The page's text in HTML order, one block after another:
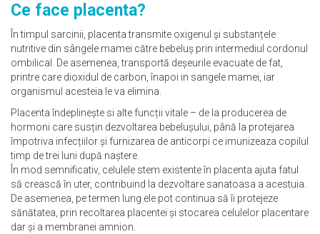
Ce face placenta?
În timpul sarcinii, placenta transmite oxigenul și substanțele
nutritive din sângele mamei către bebeluș prin intermediul cordonul
ombilical. De asemenea, transportă deșeurile evacuate de fat,
printre care dioxidul de carbon, înapoi in sangele mamei, iar
organismul acesteia le va elimina.
Placenta îndeplinește si alte funcții vitale – de la producerea de
hormoni care susțin dezvoltarea bebelușului, până la protejarea
împotriva infecțiilor și furnizarea de anticorpi ce imunizeaza copilul
timp de trei luni după naștere.
În mod semnificativ, celulele stem existente în placenta ajuta fatul
să crească în uter, contribuind la dezvoltare sanatoasa a acestuia.
De asemenea, pe termen lung ele pot continua să îi protejeze
sănătatea, prin recoltarea placentei și stocarea celulelor placentare
dar și a membranei amnion.